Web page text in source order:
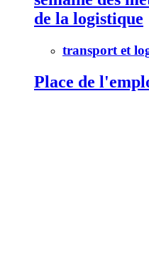
de la logistique
transport et
Place de